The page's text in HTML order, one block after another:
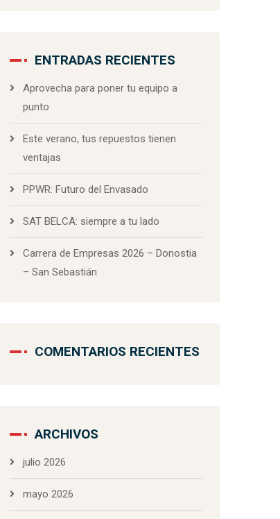
ENTRADAS RECIENTES
Aprovecha para poner tu equipo a
punto
Este verano, tus repuestos tienen
ventajas
PPWR: Futuro del Envasado
SAT BELCA: siempre a tu lado
Carrera de Empresas 2026 – Donostia
– San Sebastián
COMENTARIOS RECIENTES
ARCHIVOS
julio 2026
mayo 2026